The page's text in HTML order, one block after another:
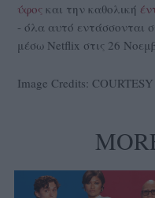
ύφος και την καθολική
- όλα αυτό εντάσσονται
μέσω Netflix στις 26
Image Credits: